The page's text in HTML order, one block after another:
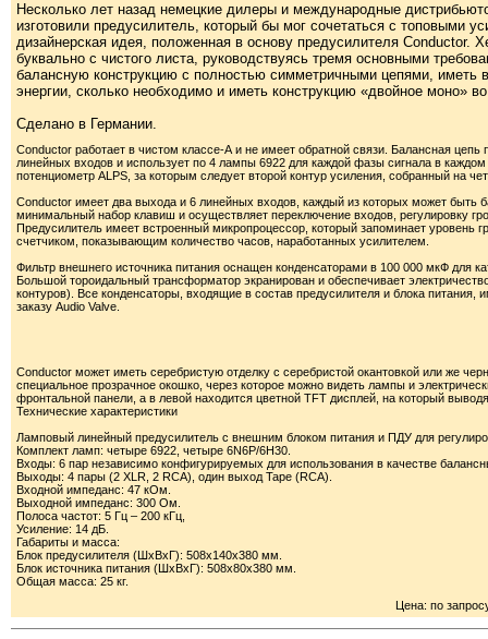
Несколько лет назад немецкие дилеры и международные
изготовили предусилитель, который бы мог сочетаться с топовыми
дизайнерская идея, положенная в основу предусилителя Conductor.
буквально с чистого листа, руководствуясь тремя основными
балансную конструкцию с полностью симметричными цепями, иметь
энергии, сколько необходимо и иметь конструкцию «двойное моно»
Сделано в Германии.
Conductor работает в чистом классе-А и не имеет обратной связи. Балансная
линейных входов и использует по 4 лампы 6922 для каждой фазы сигнала в
потенциометр ALPS, за которым следует второй контур усиления, собранный на
Conductor имеет два выхода и 6 линейных входов, каждый из которых может
минимальный набор клавиш и осуществляет переключение входов, регулировку
Предусилитель имеет встроенный микропроцессор, который запоминает уровень
счетчиком, показывающим количество часов, наработанных усилителем.
Фильтр внешнего источника питания оснащен конденсаторами в 100 000 мкФ для
Большой тороидальный трансформатор экранирован и обеспечивает
контуров). Все конденсаторы, входящие в состав предусилителя и блока
заказу Audio Valve.
Conductor может иметь серебристую отделку с серебристой окантовкой или же
специальное прозрачное окошко, через которое можно видеть лампы и
фронтальной панели, а в левой находится цветной TFT дисплей, на который
Технические характеристики
Ламповый линейный предусилитель с внешним блоком питания и ПДУ для
Комплект ламп: четыре 6922, четыре 6N6P/6H30.
Входы: 6 пар независимо конфигурируемых для использования в качестве
Выходы: 4 пары (2 XLR, 2 RCA), один выход Tape (RCA).
Входной импеданс: 47 кОм.
Выходной импеданс: 300 Ом.
Полоса частот: 5 Гц – 200 кГц,
Усиление: 14 дБ.
Габариты и масса:
Блок предусилителя (ШхВхГ): 508х140х380 мм.
Блок источника питания (ШхВхГ): 508х80х380 мм.
Общая масса: 25 кг.
Цена: по